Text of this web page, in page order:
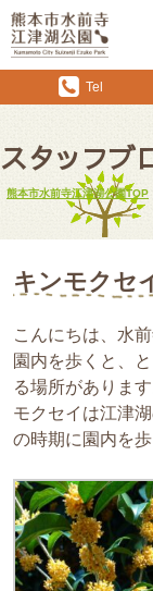
Tel
スタッフブ
熊本市水前寺江津湖公園TOP
キンモクセ
こんにちは、水
園内を歩くと、
る場所がありま
モクセイは江津
の時期に園内を